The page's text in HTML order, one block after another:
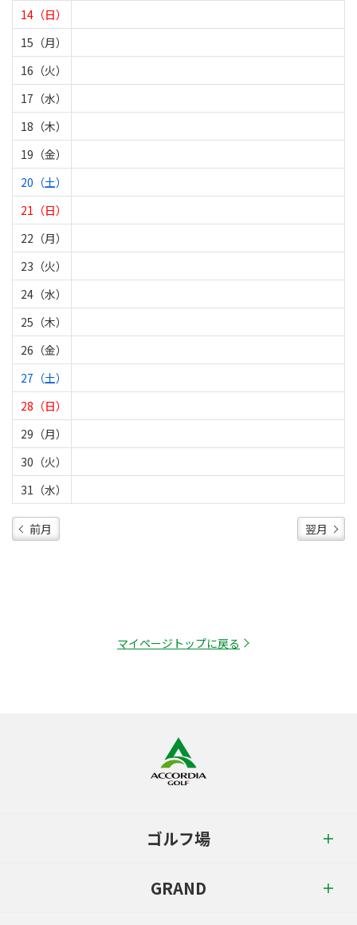
14（日）
15（月）
16（火）
17（水）
18（木）
19（金）
20（土）
21（日）
22（月）
23（火）
24（水）
25（木）
26（金）
27（土）
28（日）
29（月）
30（火）
31（水）
前月 翌月
マイページトップに戻る
ゴルフ場
GRAND